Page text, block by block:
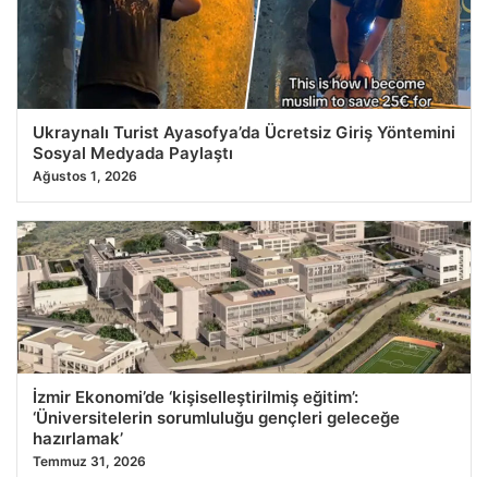
Ukraynalı Turist Ayasofya’da Ücretsiz Giriş Yöntemini
Sosyal Medyada Paylaştı
Ağustos 1, 2026
İzmir Ekonomi’de ‘kişiselleştirilmiş eğitim’:
‘Üniversitelerin sorumluluğu gençleri geleceğe
hazırlamak’
Temmuz 31, 2026